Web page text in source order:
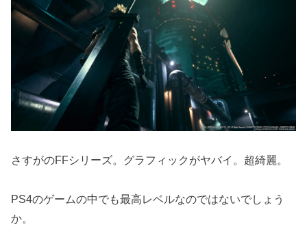
さすがのFFシリーズ。グラフィックがヤバイ。超綺麗。
PS4のゲームの中でも最高レベルなのではないでしょう
か。